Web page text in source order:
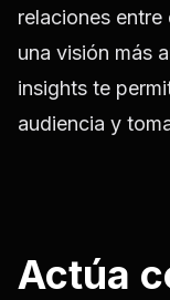
relaciones
una visión más
insights te
audiencia y
Actúa